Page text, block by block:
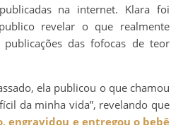
na internet. Klara foi
revelar o que realmente
publicações das fofocas de teor
ela publicou o que chamou
da minha vida”, revelando que
engravidou e entregou o bebê